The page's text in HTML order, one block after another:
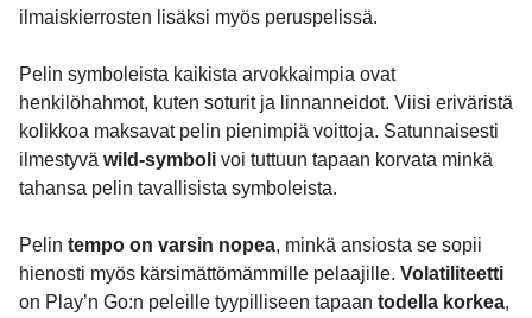
ilmaiskierrosten lisäksi myös peruspelissä.
Pelin symboleista kaikista arvokkaimpia ovat
henkilöhahmot, kuten soturit ja linnanneidot. Viisi eriväristä
kolikkoa maksavat pelin pienimpiä voittoja. Satunnaisesti
ilmestyvä wild-symbolivoi tuttuun tapaan korvata minkä
tahansa pelin tavallisista symboleista.
Pelin tempo on varsin nopea, minkä ansiosta se sopii
hienosti myös kärsimättömämmille pelaajille. Volatiliteetti
on Play’n Go:n peleille tyypilliseen tapaan todella korkea,